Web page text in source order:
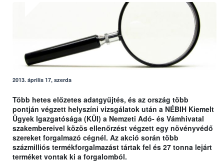
2013. április 17, szerda
Több hetes előzetes adatgyűjtés, és az ország több
pontján végzett helyszíni vizsgálatok után a NÉBIH Kiemelt
Ügyek Igazgatósága (KÜI) a Nemzeti Adó- és Vámhivatal
szakembereivel közös ellenőrzést végzett egy növényvédő
szereket forgalmazó cégnél. Az akció során több
százmilliós termékforgalmazást tártak fel és 27 tonna lejárt
terméket vontak ki a forgalomból.